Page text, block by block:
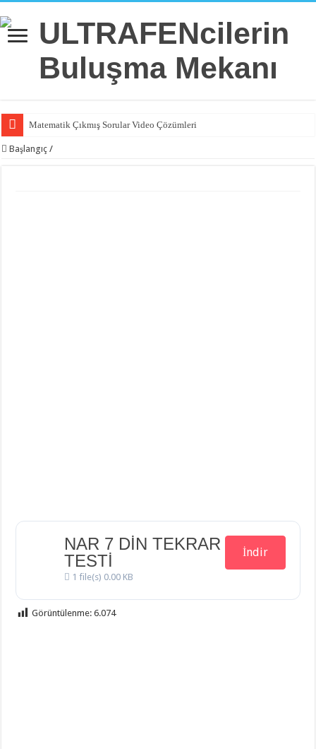
Matematik Çıkmış Sorular Video Çözümleri
Matematik 6.Ünite Örnek Sorular Video Çözümleri
Başlangıç /
NAR 7 DİN TEKRAR
TESTİ
1 file(s) 0.00 KB
İndir
Görüntülenme: 6.074